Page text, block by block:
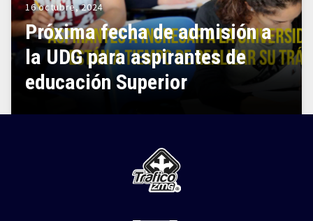
16 octubre, 2024
Próxima fecha de admisión a
la UDG para aspirantes de
educación Superior